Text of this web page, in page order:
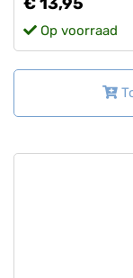
Op voorraad